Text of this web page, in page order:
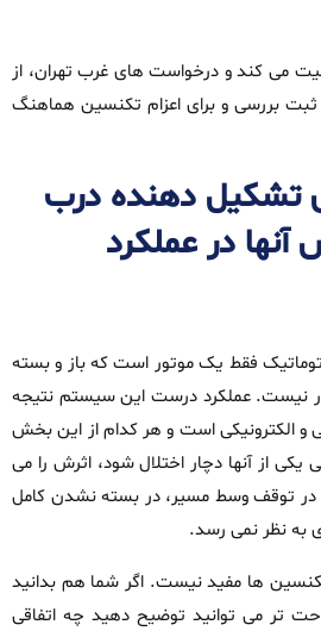
می‌ کند و درخواست‌ های غرب تهران، از
بررسی و برای اعزام تکنسین هماهنگ
تشکیل‌ دهنده درب
در عملکرد
فقط یک موتور است که باز و بسته
نیست. عملکرد درست این سیستم نتیجه‌
الکترونیکی است و هر کدام از این بخش‌
از آنها دچار اختلال شود، اثرش را می‌
توقف وسط مسیر، در بسته نشدن کامل
به نظر نمی‌ رسد.
ها مفید نیست. اگر شما هم بدانید
تر می‌ توانید توضیح دهید چه اتفاقی